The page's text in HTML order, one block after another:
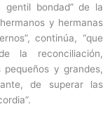
bondad” de la
y hermanas
continúa, “que
la reconciliación,
y grandes,
de superar las